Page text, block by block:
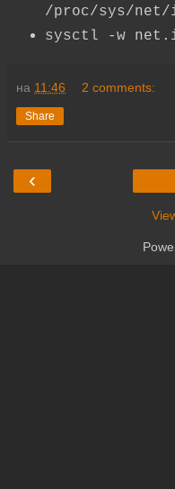
/proc/sys/net/
sysctl -w
на 11:46 2 comments:
Share
‹